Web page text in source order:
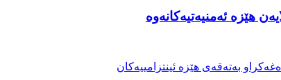
هێزە ئەمنیەتیەکانەوە